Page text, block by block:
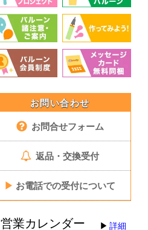
お問い合わせ
お問合せフォーム
返品・交換受付
▶ お電話での受付について
営業カレンダー 詳細